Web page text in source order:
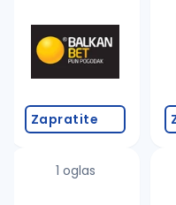
Takođe možete da:
proverite
promenite
Zapratite
1 oglas